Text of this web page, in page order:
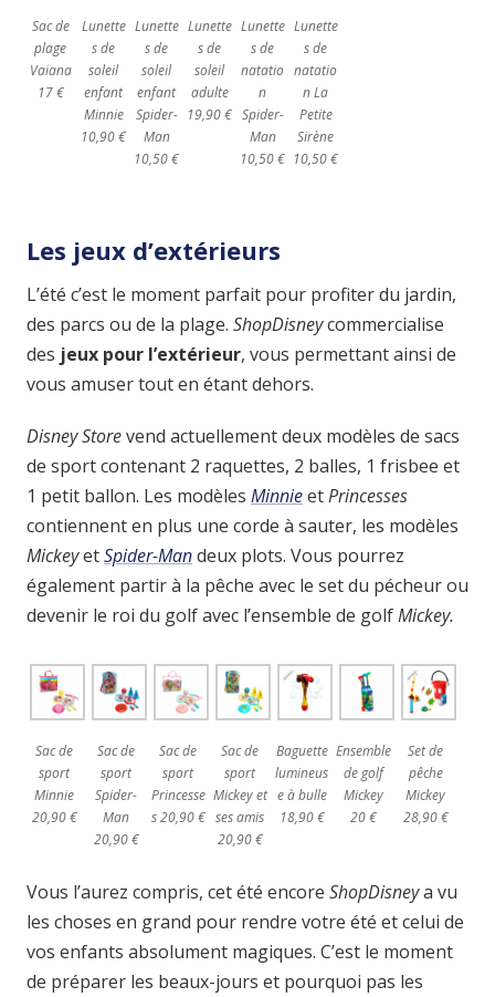
Sac de
plage
Vaiana
17 €
Lunette
s de
soleil
enfant
Minnie
10,90 €
Lunette
s de
soleil
enfant
Spider-
Man
10,50 €
Lunette
s de
soleil
adulte
19,90 €
Lunette
s de
natatio
n
Spider-
Man
10,50 €
Lunette
s de
natatio
n La
Petite
Sirène
10,50 €
Les jeux d’extérieurs
L’été c’est le moment parfait pour profiter du jardin,
des parcs ou de la plage. ShopDisneycommercialise
des jeux pour l’extérieur, vous permettant ainsi de
vous amuser tout en étant dehors.
Disney Storevend actuellement deux modèles de sacs
de sport contenant 2 raquettes, 2 balles, 1 frisbee et
1 petit ballon. Les modèles MinnieetPrincesses
contiennent en plus une corde à sauter, les modèles
MickeyetSpider-Mandeux plots. Vous pourrez
également partir à la pêche avec le set du pécheur ou
devenir le roi du golf avec l’ensemble de golfMickey.
Sac de
sport
Minnie
20,90 €
Sac de
sport
Spider-
Man
20,90 €
Sac de
sport
Princesse
s 20,90 €
Sac de
sport
Mickey et
ses amis
20,90 €
Baguette
lumineus
e à bulle
18,90 €
Ensemble
de golf
Mickey
20 €
Set de
pêche
Mickey
28,90 €
Vous l’aurez compris, cet été encore ShopDisneya vu
les choses en grand pour rendre votre été et celui de
vos enfants absolument magiques. C’est le moment
de préparer les beaux-jours et pourquoi pas les